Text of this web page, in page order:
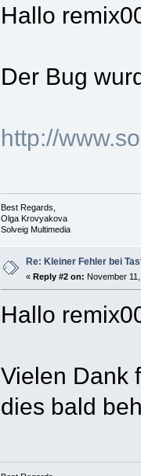
Hallo
Der Bug
http://
Best Regards,
Olga Krovyakova
Solveig Multimedia
Re: Kleiner Fehler bei
« Reply #2 on: November
Hallo
Vielen Dank
dies bald